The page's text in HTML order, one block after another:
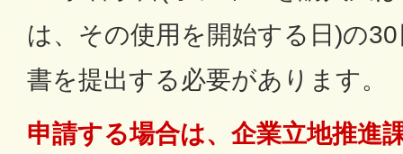
は、その使用を開始する日)の
書を提出する必要があります。
申請する場合は、企業立地推進